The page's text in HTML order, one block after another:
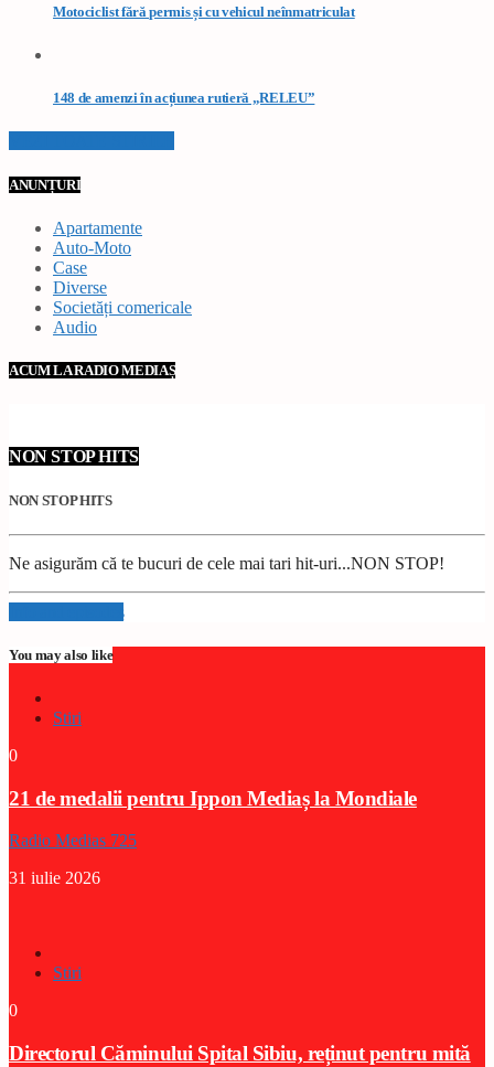
Motociclist fără permis și cu vehicul neînmatriculat
148 de amenzi în acțiunea rutieră „RELEU”
ANUNȚURI
Apartamente
Auto-Moto
Case
Diverse
Societăți comericale
Audio
ACUM LA RADIO MEDIAȘ
NON STOP HITS
NON STOP HITS
Ne asigurăm că te bucuri de cele mai tari hit-uri...NON STOP!
Info and episodes
You may also like
Stiri
0
21 de medalii pentru Ippon Mediaș la Mondiale
Radio Medias 725
31 iulie 2026
Stiri
0
Directorul Căminului Spital Sibiu, reținut pentru mită